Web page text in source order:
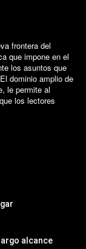
frontera del
que impone en el
los asuntos que
dominio amplio de
le permite al
los lectores
alcance